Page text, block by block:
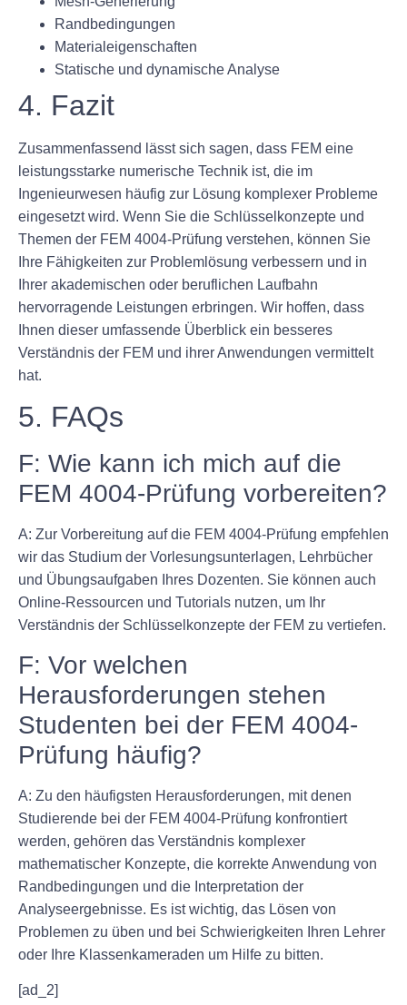
Randbedingungen
Materialeigenschaften
Statische und dynamische Analyse
4. Fazit
Zusammenfassend lässt sich sagen, dass FEM eine
leistungsstarke numerische Technik ist, die im
Ingenieurwesen häufig zur Lösung komplexer Probleme
eingesetzt wird. Wenn Sie die Schlüsselkonzepte und
Themen der FEM 4004-Prüfung verstehen, können Sie
Ihre Fähigkeiten zur Problemlösung verbessern und in
Ihrer akademischen oder beruflichen Laufbahn
hervorragende Leistungen erbringen. Wir hoffen, dass
Ihnen dieser umfassende Überblick ein besseres
Verständnis der FEM und ihrer Anwendungen vermittelt
hat.
5. FAQs
F: Wie kann ich mich auf die
FEM 4004-Prüfung vorbereiten?
A: Zur Vorbereitung auf die FEM 4004-Prüfung empfehlen
wir das Studium der Vorlesungsunterlagen, Lehrbücher
und Übungsaufgaben Ihres Dozenten. Sie können auch
Online-Ressourcen und Tutorials nutzen, um Ihr
Verständnis der Schlüsselkonzepte der FEM zu vertiefen.
F: Vor welchen
Herausforderungen stehen
Studenten bei der FEM 4004-
Prüfung häufig?
A: Zu den häufigsten Herausforderungen, mit denen
Studierende bei der FEM 4004-Prüfung konfrontiert
werden, gehören das Verständnis komplexer
mathematischer Konzepte, die korrekte Anwendung von
Randbedingungen und die Interpretation der
Analyseergebnisse. Es ist wichtig, das Lösen von
Problemen zu üben und bei Schwierigkeiten Ihren Lehrer
oder Ihre Klassenkameraden um Hilfe zu bitten.
[ad_2]